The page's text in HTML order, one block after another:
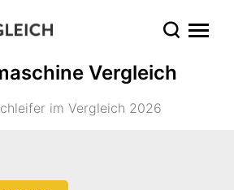
Vergleich
im Vergleich 2026